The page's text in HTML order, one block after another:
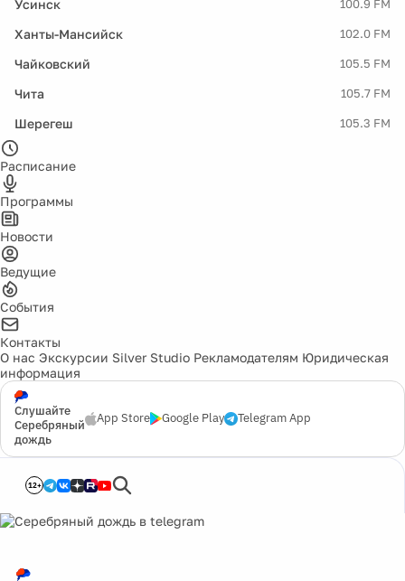
Усинск 100.9 FM
Ханты-Мансийск 102.0 FM
Чайковский 105.5 FM
Чита 105.7 FM
Шерегеш 105.3 FM
Расписание
Программы
Новости
Ведущие
События
Контакты
О нас Экскурсии Silver Studio Рекламодателям Юридическая
информация
Слушайте
Серебряный
дождь
App Store Google Play Telegram App
12+